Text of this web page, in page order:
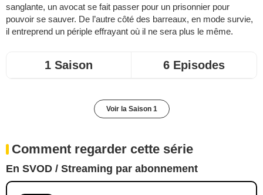
sanglante, un avocat se fait passer pour un prisonnier pour
pouvoir se sauver. De l’autre côté des barreaux, en mode survie,
il entreprend un périple effrayant où il ne sera plus le même.
1 Saison 6 Episodes
Voir la Saison 1
Comment regarder cette série
En SVOD / Streaming par abonnement